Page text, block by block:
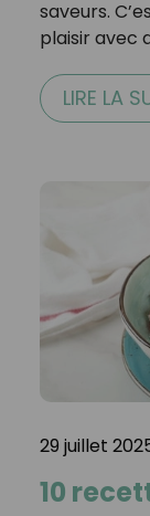
saveurs.
plaisir avec
LIRE LA
29 juillet
10